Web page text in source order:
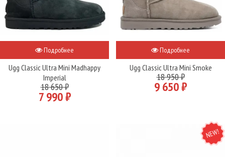
Подробнее
Ugg Classic Ultra Mini Madhappy
Imperial
18 650 ₽
7 990 ₽
Подробнее
Ugg Classic Ultra Mini Smoke
18 950 ₽
9 650 ₽
NEW